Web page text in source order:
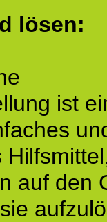
lösen:
ist
auf den